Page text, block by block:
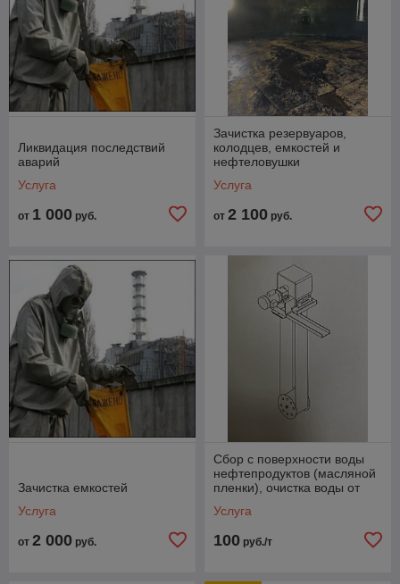
Ликвидация последствий
аварий
Услуга
от 1 000 руб.
Зачистка резервуаров,
колодцев, емкостей и
нефтеловушки
Услуга
от 2 100 руб.
Зачистка емкостей
Услуга
от 2 000 руб.
Сбор с поверхности воды
нефтепродуктов (масляной
пленки), очистка воды от
Услуга
100 руб./т